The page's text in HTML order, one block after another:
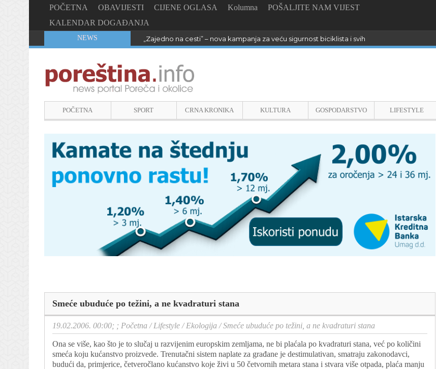
POČETNA OBAVIJESTI CIJENE OGLASA Kolumna
POŠALJITE NAM VIJEST
KALENDAR DOGAĐANJA
NEWS „Zajedno na cesti” – nova kampanja za veću sigurnost biciklista i svih sudionika u prometu
POČETNA SPORT CRNA KRONIKA KULTURA GOSPODARSTVO LIFESTYLE
Smeće ubuduće po težini, a ne kvadraturi stana
19.02.2006. 00:00; ; Početna /Lifestyle /Ekologija /Smeće ubuduće po težini, a ne kvadraturi stana
Ona se više, kao što je to slučaj u razvijenim europskim zemljama, ne bi plaćala po kvadraturi stana, već po količini
smeća koju kućanstvo proizvede. Trenutačni sistem naplate za građane je destimulativan, smatraju zakonodavci,
budući da, primjerice, četveročlano kućanstvo koje živi u 50 četvornih metara stana i stvara više otpada, plaća manju